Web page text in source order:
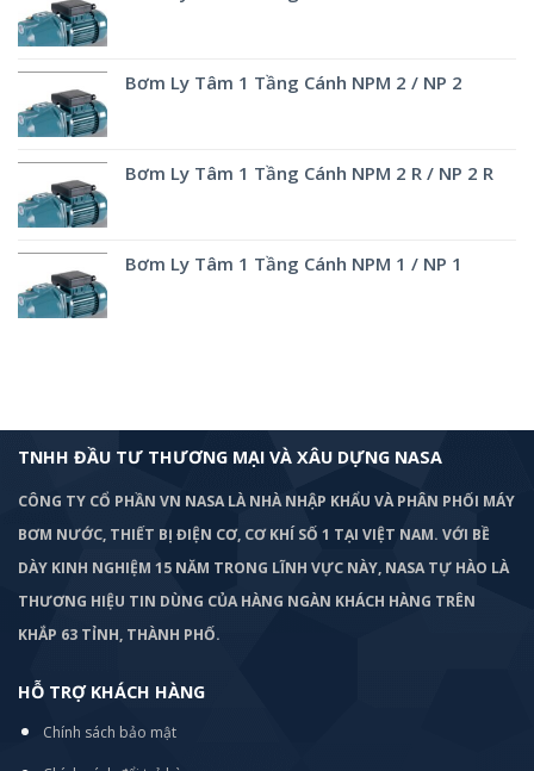
Bơm Ly Tâm 1 Tầng Cánh NPM 2 / NP 2
Bơm Ly Tâm 1 Tầng Cánh NPM 2 R / NP 2 R
Bơm Ly Tâm 1 Tầng Cánh NPM 1 / NP 1
TNHH ĐẦU TƯ THƯƠNG MẠI VÀ XÂU DỰNG NASA
CÔNG TY CỔ PHẦN VN NASA LÀ NHÀ NHẬP KHẨU VÀ PHÂN PHỐI MÁY
BƠM NƯỚC, THIẾT BỊ ĐIỆN CƠ, CƠ KHÍ SỐ 1 TẠI VIỆT NAM. VỚI BỀ
DÀY KINH NGHIỆM 15 NĂM TRONG LĨNH VỰC NÀY, NASA TỰ HÀO LÀ
THƯƠNG HIỆU TIN DÙNG CỦA HÀNG NGÀN KHÁCH HÀNG TRÊN
KHẮP 63 TỈNH, THÀNH PHỐ.
HỖ TRỢ KHÁCH HÀNG
Chính sách bảo mật